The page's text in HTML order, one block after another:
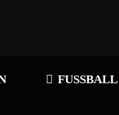
FUSSBALL